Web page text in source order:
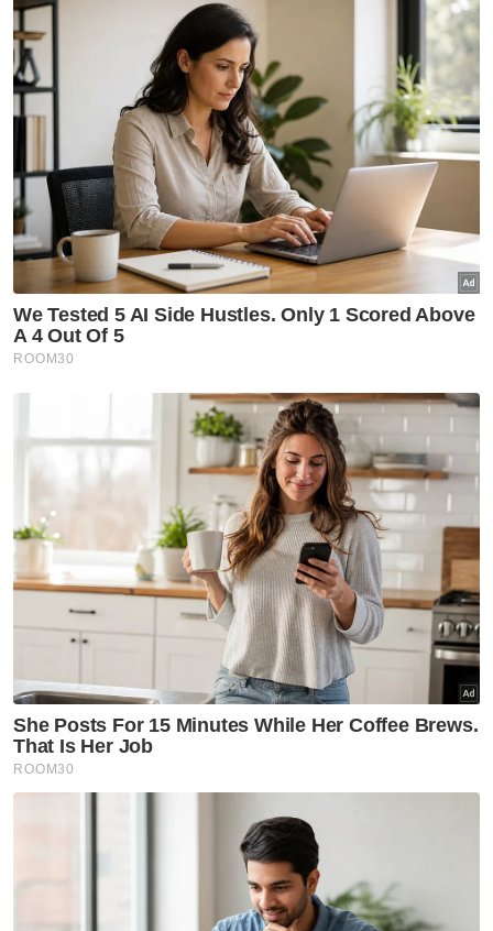
Ikuti Channel rasmi Sinar Harian di WhatsApp
supaya anda tidak terlepas berita-berita
terkini daripada kami. Jom!Klik di sini!
Muat turun aplikasi Sinar Harian.Klik di sini!
Jawab soalan kaji selidik dandapatkan
×
ahli isi rumah anda?
Kurang daripada RM3,500
RM3,500 - RM5,000
RM5,001 - RM8,000
RM8,001 - RM12,000
RM12,001 - RM16,000
Lebih daripada RM16,000
Tidak rela berkata
Masuk | Daftar VPoints:0
Menteri Besar Selangor
KSSA